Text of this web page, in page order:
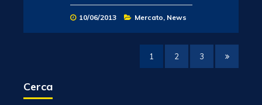
10/06/2013 Mercato, News
1 2 3
Cerca